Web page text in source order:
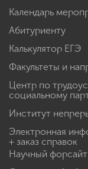
Календарь
Абитуриенту
Калькулятор ЕГЭ
Факультеты и
Центр по
социальному
Институт
Электронная
+ заказ справок
Научный форсайт